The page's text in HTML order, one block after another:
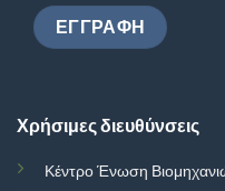
Χρήσιμες διευθύνσεις
Κέντρο Ένωση